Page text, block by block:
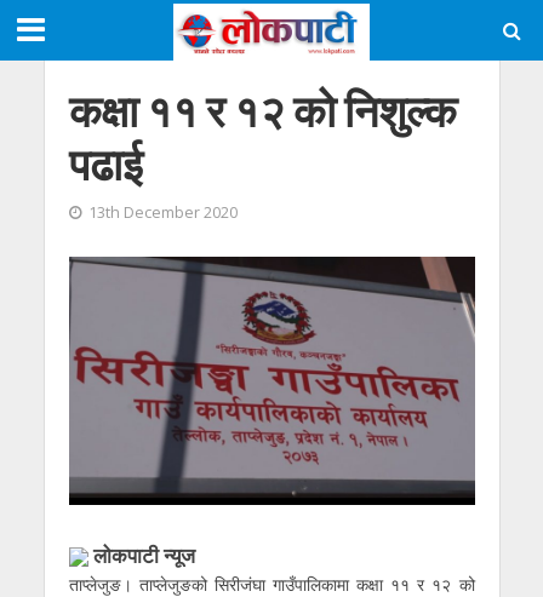
कक्षा ११ र १२ को निशुल्क
पढाई
13th December 2020
लोकपाटी न्यूज
ताप्लेजुङ। ताप्लेजुङको सिरीजंघा गाउँपालिकामा कक्षा ११ र १२ को